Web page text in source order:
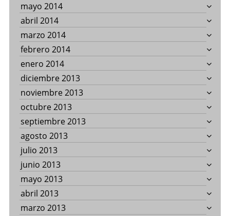
mayo 2014
abril 2014
marzo 2014
febrero 2014
enero 2014
diciembre 2013
noviembre 2013
octubre 2013
septiembre 2013
agosto 2013
julio 2013
junio 2013
mayo 2013
abril 2013
marzo 2013